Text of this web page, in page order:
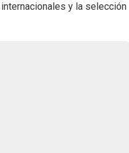
y la selección